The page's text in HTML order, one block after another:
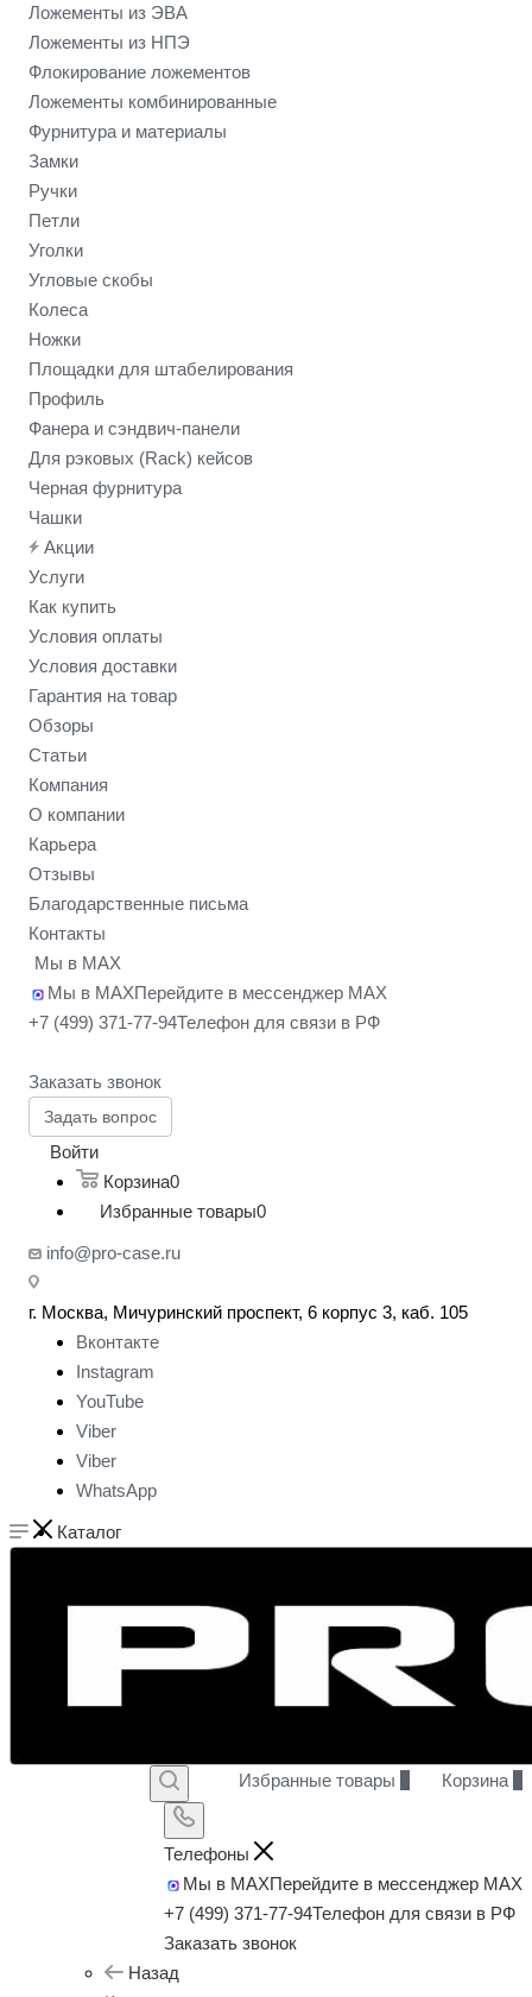
Ложементы из ЭВА
Ложементы из НПЭ
Флокирование ложементов
Ложементы комбинированные
Фурнитура и материалы
Замки
Ручки
Петли
Уголки
Угловые скобы
Колеса
Ножки
Площадки для штабелирования
Профиль
Фанера и сэндвич-панели
Для рэковых (Rack) кейсов
Черная фурнитура
Чашки
Акции
Услуги
Как купить
Условия оплаты
Условия доставки
Гарантия на товар
Обзоры
Статьи
Компания
О компании
Карьера
Отзывы
Благодарственные письма
Контакты
Мы в MAX
Мы в MAXПерейдите в мессенджер MAX
+7 (499) 371-77-94Телефон для связи в РФ
Заказать звонок
Задать вопрос
Войти
Корзина0
Избранные товары0
info@pro-case.ru
г. Москва, Мичуринский проспект, 6 корпус 3, каб. 105
Вконтакте
Instagram
YouTube
Viber
Viber
WhatsApp
Избранные товары Корзина
Телефоны
Мы в MAXПерейдите в мессенджер MAX
+7 (499) 371-77-94Телефон для связи в РФ
Заказать звонок
Каталог
Назад